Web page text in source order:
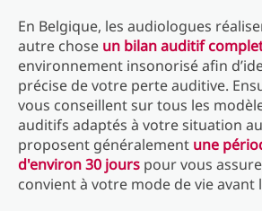
En Belgique, les audiologues
autre chose un bilan auditif
environnement insonorisé afin
précise de votre perte auditive.
vous conseillent sur tous les
auditifs adaptés à votre situation
proposent généralement une
d'environ 30 jours pour vous
convient à votre mode de vie avant